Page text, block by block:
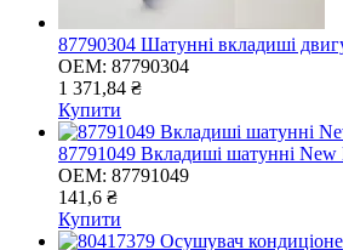
87790304 Шатунні вкладиші
OEM: 87790304
1 371,84 ₴
Купити
87791049 Вкладиші шатунні
OEM: 87791049
141,6 ₴
Купити